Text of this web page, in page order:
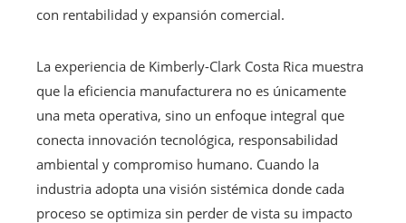
con rentabilidad y expansión comercial.
La experiencia de Kimberly-Clark Costa Rica muestra
que la eficiencia manufacturera no es únicamente
una meta operativa, sino un enfoque integral que
conecta innovación tecnológica, responsabilidad
ambiental y compromiso humano. Cuando la
industria adopta una visión sistémica donde cada
proceso se optimiza sin perder de vista su impacto